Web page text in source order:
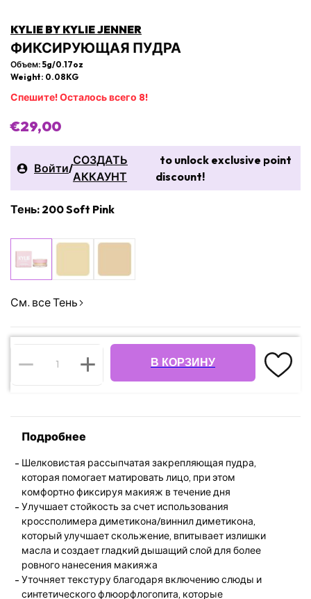
KYLIE BY KYLIE JENNER
ФИКСИРУЮЩАЯ ПУДРА
Объем: 5g/0.17oz
Weight: 0.08KG
Спешите! Осталось всего 8!
€29,00
Войти/
СОЗДАТЬ
АККАУНТ
to unlock exclusive point
discount!
Тень: 200 Soft Pink
См. все Тень
В КОРЗИНУ
Подробнее
Шелковистая рассыпчатая закрепляющая пудра,
которая помогает матировать лицо, при этом
комфортно фиксируя макияж в течение дня
Улучшает стойкость за счет использования
кроссполимера диметикона/виннил диметикона,
который улучшает скольжение, впитывает излишки
масла и создает гладкий дышащий слой для более
ровного нанесения макияжа
Уточняет текстуру благодаря включению слюды и
синтетического флюорфлогопита, которые